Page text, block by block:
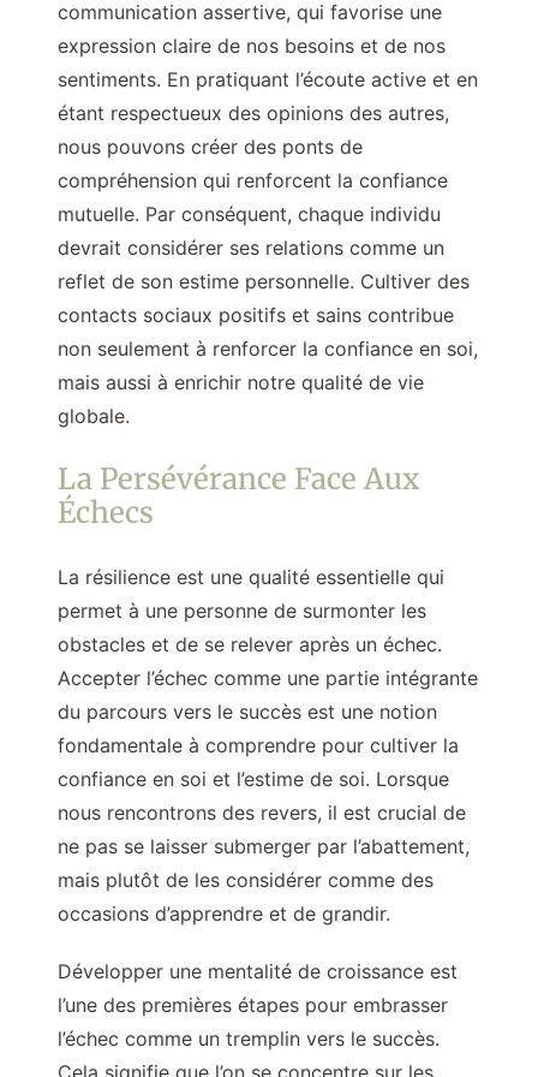
communication assertive, qui favorise une
expression claire de nos besoins et de nos
sentiments. En pratiquant l’écoute active et en
étant respectueux des opinions des autres,
nous pouvons créer des ponts de
compréhension qui renforcent la confiance
mutuelle. Par conséquent, chaque individu
devrait considérer ses relations comme un
reflet de son estime personnelle. Cultiver des
contacts sociaux positifs et sains contribue
non seulement à renforcer la confiance en soi,
mais aussi à enrichir notre qualité de vie
globale.
La Persévérance Face Aux
Échecs
La résilience est une qualité essentielle qui
permet à une personne de surmonter les
obstacles et de se relever après un échec.
Accepter l’échec comme une partie intégrante
du parcours vers le succès est une notion
fondamentale à comprendre pour cultiver la
confiance en soi et l’estime de soi. Lorsque
nous rencontrons des revers, il est crucial de
ne pas se laisser submerger par l’abattement,
mais plutôt de les considérer comme des
occasions d’apprendre et de grandir.
Développer une mentalité de croissance est
l’une des premières étapes pour embrasser
l’échec comme un tremplin vers le succès.
Cela signifie que l’on se concentre sur les